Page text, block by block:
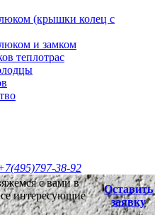
(крышки колец с
и замком
теплотрас
38-92
с вами в
интересующие
Оставить
заявку